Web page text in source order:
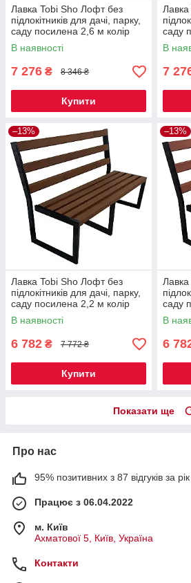
Лавка Tobi Sho Лофт без
підлокітників для дачі, парку,
саду посилена 2,6 м колір
горіх
В наявності
7 276 ₴ 8 346 ₴
Купити
саду
В
7
–13%
Лавка Tobi Sho Лофт без
підлокітників для дачі, парку,
саду посилена 2,2 м колір
горіх
В наявності
6 782 ₴ 7 772 ₴
Купити
–13%
саду
В
6
Показати ще
Про нас
95% позитивних з 87 відгуків за рік
Працює з 06.04.2022
м. Київ
Ахматової 5, Київ, Україна
Контакти